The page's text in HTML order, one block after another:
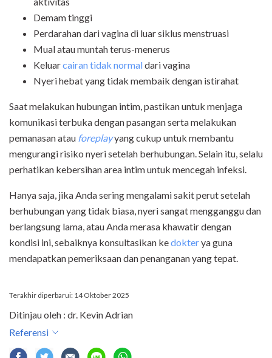
Demam tinggi
Perdarahan dari vagina di luar siklus menstruasi
Mual atau muntah terus-menerus
Keluarcairan tidak normaldari vagina
Nyeri hebat yang tidak membaik dengan istirahat
Saat melakukan hubungan intim, pastikan untuk menjaga
komunikasi terbuka dengan pasangan serta melakukan
pemanasan atau foreplayyang cukup untuk membantu
mengurangi risiko nyeri setelah berhubungan. Selain itu, selalu
perhatikan kebersihan area intim untuk mencegah infeksi.
Hanya saja, jika Anda sering mengalami sakit perut setelah
berhubungan yang tidak biasa, nyeri sangat mengganggu dan
berlangsung lama, atau Anda merasa khawatir dengan
kondisi ini, sebaiknya konsultasikan kedokterya guna
mendapatkan pemeriksaan dan penanganan yang tepat.
Terakhir diperbarui: 14 Oktober 2025